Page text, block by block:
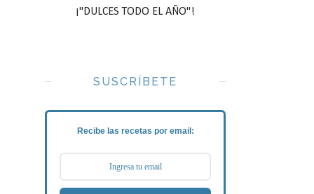
¡"DULCES TODO EL AÑO"!
SUSCRÍBETE
Recibe las recetas por email: